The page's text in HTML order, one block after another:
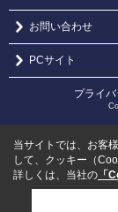
お問い合わせ
PCサイト
プライ
当サイトでは、お客
して、クッキー（
詳しくは、当社の 「